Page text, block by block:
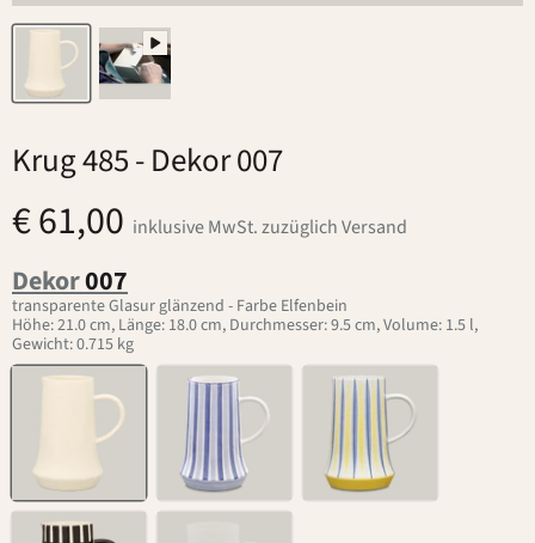
Krug 485- Dekor 007
€ 61,00 inklusive MwSt. zuzüglich Versand
Dekor007
transparente Glasur glänzend - Farbe Elfenbein
Höhe: 21.0 cm, Länge: 18.0 cm, Durchmesser: 9.5 cm, Volume: 1.5 l,
Gewicht: 0.715 kg